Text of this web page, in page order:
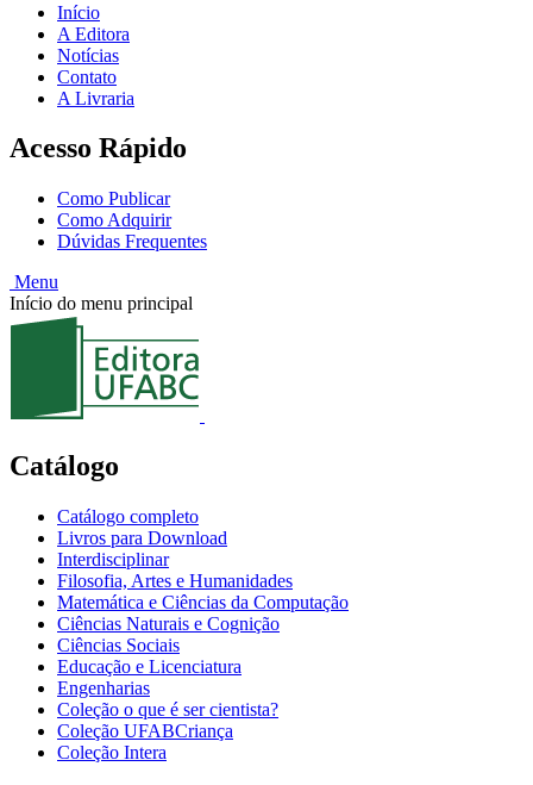
Início
A Editora
Notícias
Contato
A Livraria
Acesso Rápido
Como Publicar
Como Adquirir
Dúvidas Frequentes
Menu
Início do menu principal
Catálogo
Catálogo completo
Livros para Download
Interdisciplinar
Filosofia, Artes e Humanidades
Matemática e Ciências da Computação
Ciências Naturais e Cognição
Ciências Sociais
Educação e Licenciatura
Engenharias
Coleção o que é ser cientista?
Coleção UFABCriança
Coleção Intera